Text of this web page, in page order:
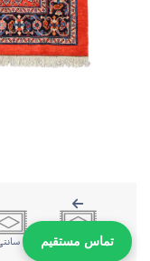
179 سانتی متر 159 سانتی متر تماس مستقیم